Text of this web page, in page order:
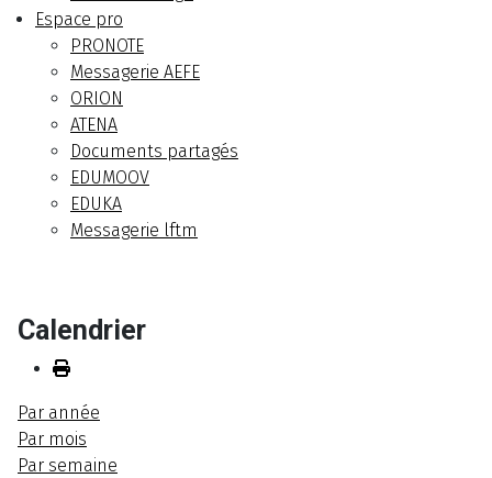
Espace pro
PRONOTE
Messagerie AEFE
ORION
ATENA
Documents partagés
EDUMOOV
EDUKA
Messagerie lftm
Calendrier
Par année
Par mois
Par semaine